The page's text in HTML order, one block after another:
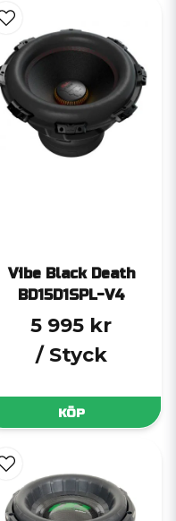
Vibe Black Death
BD15D1SPL-V4
5 995 kr
/ Styck
KÖP